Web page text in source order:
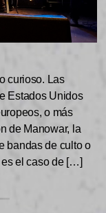
curioso. Las
Estados Unidos
o más
de Manowar, la
bandas de culto o
es el caso de […]